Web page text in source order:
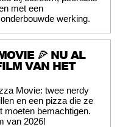
met een
werking.
🍕 NU AL
VAN HET
Movie: twee nerdy
en een pizza die ze
moeten bemachtigen.
van 2026!